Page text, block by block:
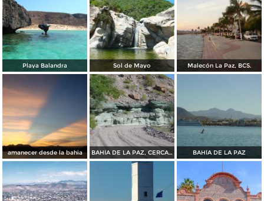
Playa Balandra Sol de Mayo Malecón La Paz, BCS.
amanecer desde la bahia BAHÍA DE LA PAZ, CERCA DE SAN JUAN DE LA COSTA BAHÍA DE LA PAZ